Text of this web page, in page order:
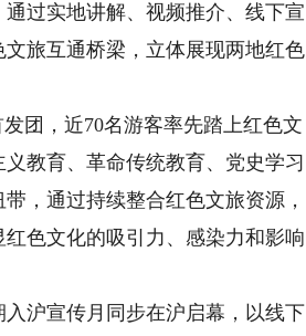
过实地讲解、视频推介、线下宣
旅互通桥梁，立体展现两地红色
团，近70名游客率先踏上红色文
教育、革命传统教育、党史学习
，通过持续整合红色文旅资源，
色文化的吸引力、感染力和影响
沪宣传月同步在沪启幕，以线下